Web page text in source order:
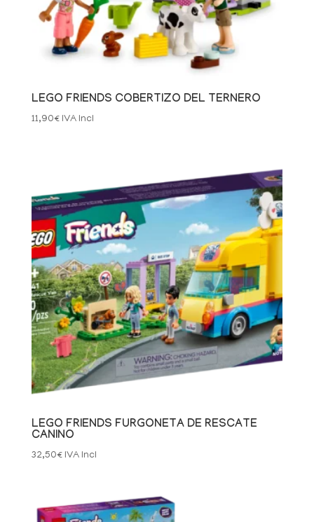
LEGO FRIENDS COBERTIZO DEL TERNERO
11,90€ IVA Incl
LEGO FRIENDS FURGONETA DE RESCATE
CANINO
32,50€ IVA Incl